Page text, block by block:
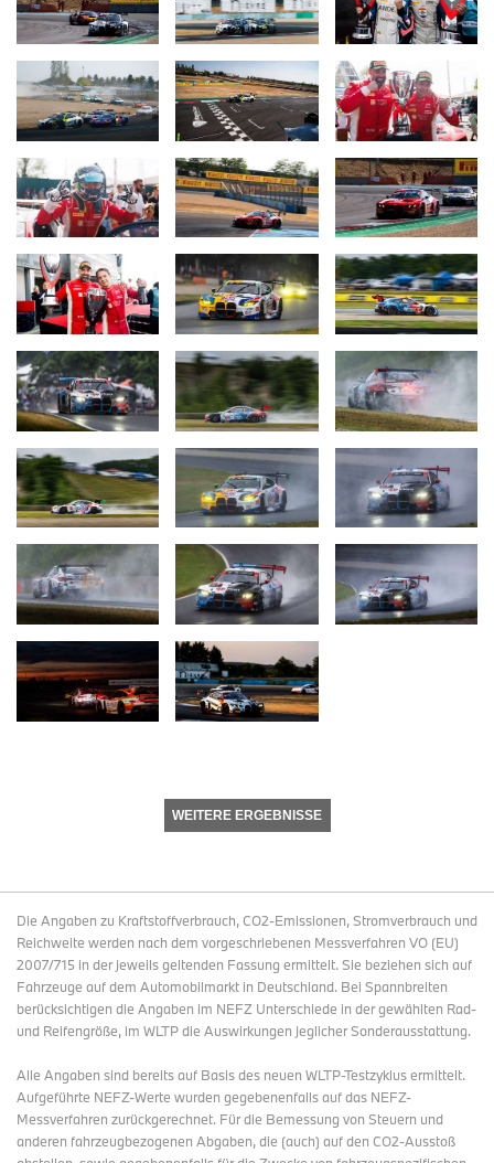
WEITERE ERGEBNISSE
Die Angaben zu Kraftstoffverbrauch, CO2-Emissionen, Stromverbrauch und
Reichweite werden nach dem vorgeschriebenen Messverfahren VO (EU)
2007/715 in der jeweils geltenden Fassung ermittelt. Sie beziehen sich auf
Fahrzeuge auf dem Automobilmarkt in Deutschland. Bei Spannbreiten
berücksichtigen die Angaben im NEFZ Unterschiede in der gewählten Rad-
und Reifengröße, im WLTP die Auswirkungen jeglicher Sonderausstattung.
Alle Angaben sind bereits auf Basis des neuen WLTP-Testzyklus ermittelt.
Aufgeführte NEFZ-Werte wurden gegebenenfalls auf das NEFZ-
Messverfahren zurückgerechnet. Für die Bemessung von Steuern und
anderen fahrzeugbezogenen Abgaben, die (auch) auf den CO2-Ausstoß